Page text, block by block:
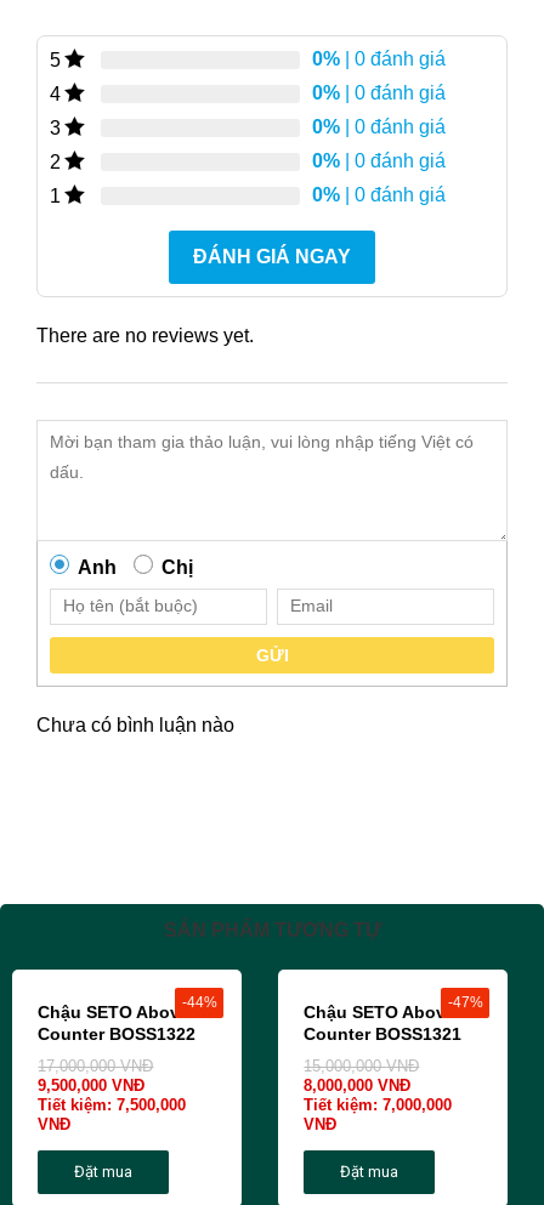
5 0% | 0 đánh giá
4
0% | 0 đánh giá
3
0% | 0 đánh giá
2
0% | 0 đánh giá
1
0% | 0 đánh giá
ĐÁNH GIÁ NGAY
There are no reviews yet.
Anh Chị
GỬI
Chưa có bình luận nào
SẢN PHẨM TƯƠNG TỰ
-44%
Chậu SETO Above
Counter BOSS1322
17,000,000VNĐ
9,500,000VNĐ
Tiết kiệm:7,500,000
VNĐ
Đặt mua
-47%
Chậu SETO Above
Counter BOSS1321
15,000,000VNĐ
8,000,000VNĐ
Tiết kiệm:7,000,000
VNĐ
Đặt mua